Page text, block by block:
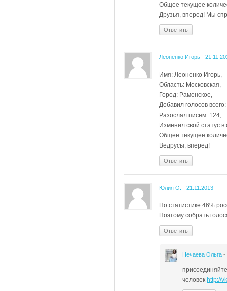
Общее текущее
Друзья, вперед! Мы
Ответить
Леоненко Игорь -
Имя: Леоненко Игорь,
Область: Московская,
Город: Раменское,
Добавил голосов
Разослал писем: 124,
Изменил свой статус
Общее текущее
Ведрусы, вперед!
Ответить
Юлия О. - 21.11.2013
По статистике 46%
Поэтому собрать
Ответить
Нечаева Ольга -
человек http://